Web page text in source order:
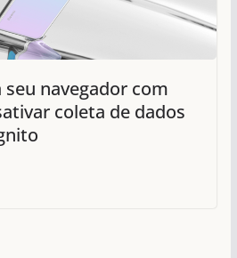
navegador com
coleta de dados